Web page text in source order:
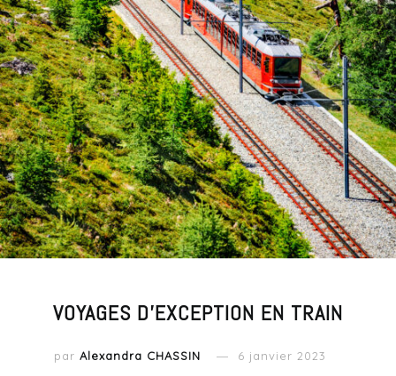
VOYAGES D’EXCEPTION EN TRAIN
par Alexandra CHASSIN 6 janvier 2023